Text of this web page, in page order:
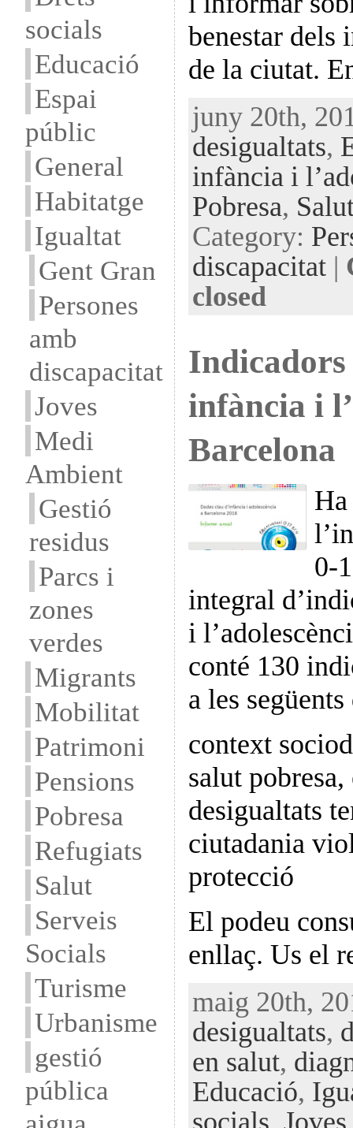
socials
Educació
Espai
públic
General
Habitatge
Igualtat
Gent Gran
Persones
amb
discapacitat
Joves
Medi
Ambient
Gestió
residus
Parcs i
zones
verdes
Migrants
Mobilitat
Patrimoni
Pensions
Pobresa
Refugiats
Salut
Serveis
Socials
Turisme
Urbanisme
gestió
pública
benestar dels
de la ciutat.
juny 20th,
desigualtats,
infància i
Pobresa,
Category:
discapacitat|
closed
Indicadors
infància i
Barcelona
0-
integral
i
conté 130
a les
context
salut
desigualtats
ciutadania
protecció
El podeu
enllaç. Us el
maig 20th,
desigualtats,
en salut,
Educació,